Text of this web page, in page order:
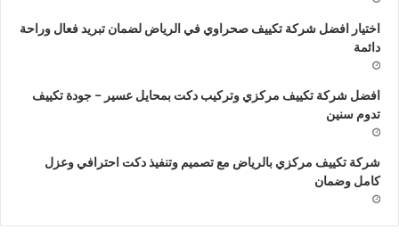
اختيار افضل شركة تكييف صحراوي في الرياض لضمان تبريد فعال وراحة
دائمة
افضل شركة تكييف مركزي وتركيب دكت بمحايل عسير – جودة تكييف
تدوم سنين
شركة تكييف مركزي بالرياض مع تصميم وتنفيذ دكت احترافي وعزل
كامل وضمان